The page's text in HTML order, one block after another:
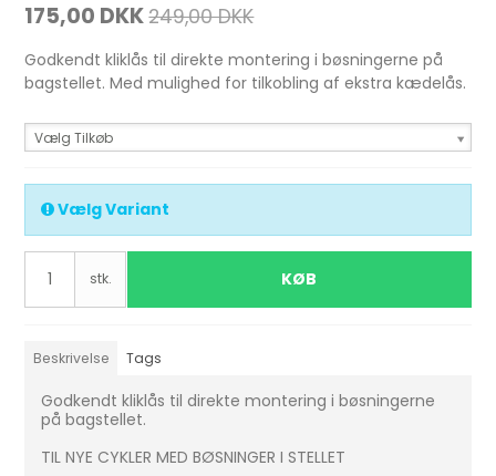
175,00 DKK249,00 DKK
Godkendt kliklås til direkte montering i bøsningerne på
bagstellet. Med mulighed for tilkobling af ekstra kædelås.
Vælg Tilkøb
Vælg Variant
stk. KØB
Beskrivelse Tags
Godkendt kliklås til direkte montering i bøsningerne
på bagstellet.
TIL NYE CYKLER MED BØSNINGER I STELLET